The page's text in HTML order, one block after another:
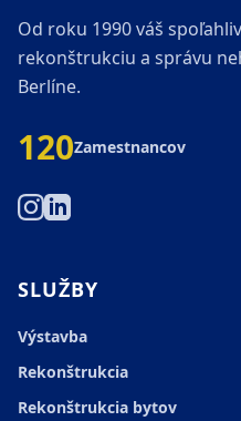
Od roku 1990 váš
rekonštrukciu a správu
Berlíne.
120Zamestnancov
SLUŽBY
Výstavba
Rekonštrukcia
Rekonštrukcia bytov